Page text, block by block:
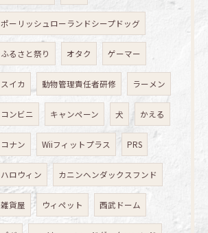
ポーリッシュローランドシープドッグ
ふるさと祭り オタク ゲーマー
スイカ 動物管理責任者研修 ラーメン
コンビニ キャンペーン 犬 かえる
コナン Wiiフィットプラス PRS
ハロウィン カニンヘンダックスフンド
雑貨屋 ウィペット 西武ドーム